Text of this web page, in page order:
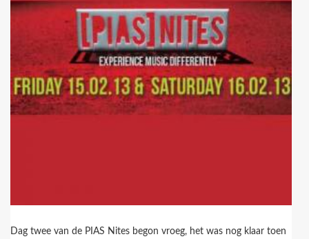
Dag twee van de PIAS Nites begon vroeg, het was nog klaar toen